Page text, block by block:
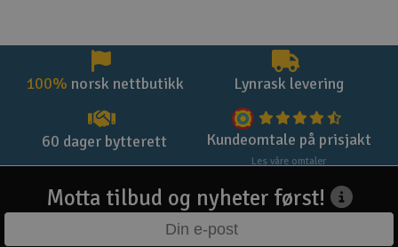
100% norsk nettbutikk Lynrask levering
60 dager bytterett Kundeomtale på prisjakt
Les våre omtaler
Motta tilbud og nyheter først!